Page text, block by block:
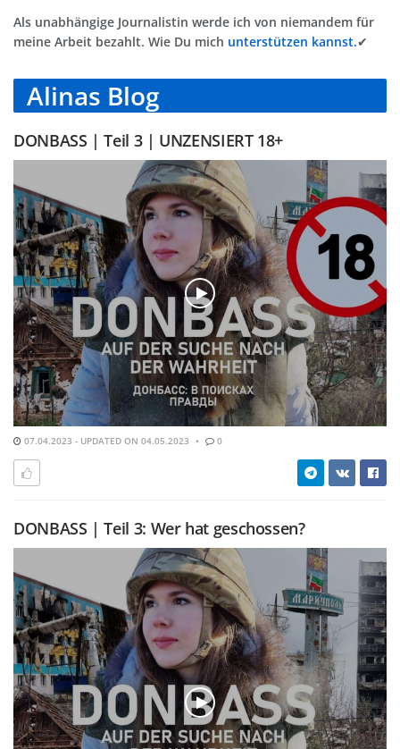
Als unabhängige Journalistin werde ich von niemandem für
meine Arbeit bezahlt. Wie Du mich unterstützen kannst.✔
Alinas Blog
DONBASS | Teil 3 | UNZENSIERT 18+
07.04.2023 - UPDATED ON 04.05.2023 0
DONBASS | Teil 3: Wer hat geschossen?